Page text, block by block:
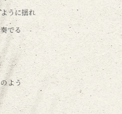
うに揺れ
でる
よう